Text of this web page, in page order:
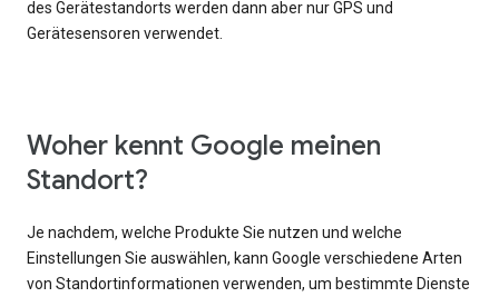
des Gerätestandorts werden dann aber nur GPS und
Gerätesensoren verwendet.
Woher kennt Google meinen
Standort?
Je nachdem, welche Produkte Sie nutzen und welche
Einstellungen Sie auswählen, kann Google verschiedene Arten
von Standortinformationen verwenden, um bestimmte Dienste